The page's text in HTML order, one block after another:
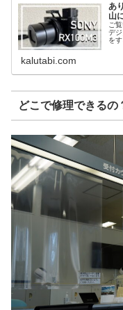
あ
山
ご
デ
を
kalutabi.com
どこで修理できるの